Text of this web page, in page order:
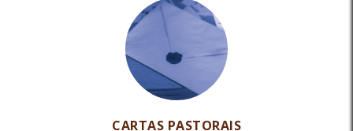
CARTAS PASTORAIS